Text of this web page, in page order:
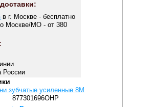
в г. Москве - бесплатно
Москве/МО - от 380
России
зубчатые усиленные 8M
877301696OHP